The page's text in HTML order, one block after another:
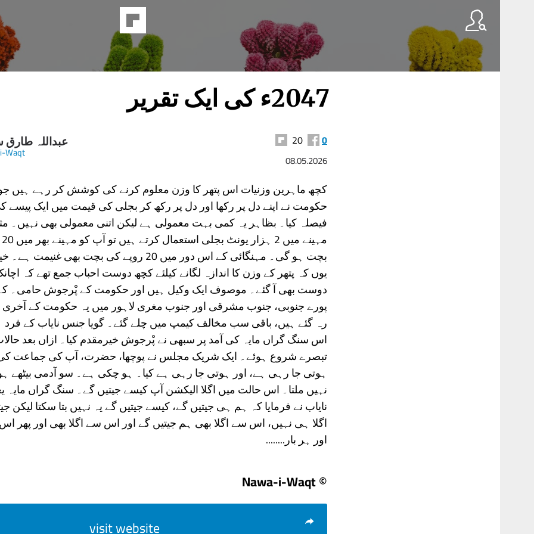
2047ء کی ایک تقریر
عبداللہ
Waqt
20 0
08.05.2026
کچھ ماہرین وزنیات اس پتھر کا وزن معلوم کرنے کی کوشش کر رہے ہیں
حکومت نے اپنے دل پر رکھا اور دل پر رکھ کر بجلی کی قیمت میں ایک پیسے
فیصلہ کیا۔ بظاہر یہ کمی بہت معمولی ہے لیکن اتنی معمولی بھی نہیں۔
بچت ہو گی۔ مہنگائی کے اس دور میں 20 روپے کی بچت بھی
یوں کہ پتھر کے وزن کا اندازہ لگانے کیلئے کچھ دوست احباب جمع تھے کہ
دوست بھی آ گئے۔ موصوف ایک وکیل ہیں اور حکومت کے پْرجوش حامی۔
پورے جنوبی، جنوب مشرقی اور جنوب مغری لاہور میں یہ حکومت کے
رہ گئے ہیں، باقی سب مخالف کیمپ میں چلے گئے۔ گویا جنس نایاب کے فرد
اس سنگ گراں مایہ کی آمد پر سبھی نے پْرجوش خیرمقدم کیا۔ ازاں بعد
تبصرے شروع ہوئے۔ ایک شریک مجلس نے پوچھا، حضرت، آپ کی جماعت
ہوتی جا رہی ہے، اور ہوتی جا رہی ہے کیا۔ ہو چکی ہے۔ سو آدمی بیٹھے
نہیں ملتا۔ اس حالت میں اگلا الیکشن آپ کیسے جیتیں گے۔ سنگ گراں
نایاب نے فرمایا کہ ہم ہی جیتیں گے، کیسے جیتیں گے یہ نہیں بتا سکتا لیکن
اگلا ہی نہیں، اس سے اگلا بھی ہم جیتیں گے اور اس سے اگلا بھی اور پھر
اور ہر بار........
© Nawa-i-Waqt
visit website